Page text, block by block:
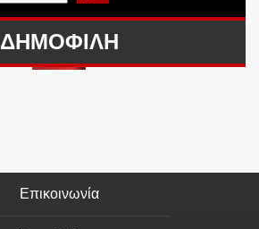
ΔΗΜΟΦΙΛΗ
Επικοινωνία